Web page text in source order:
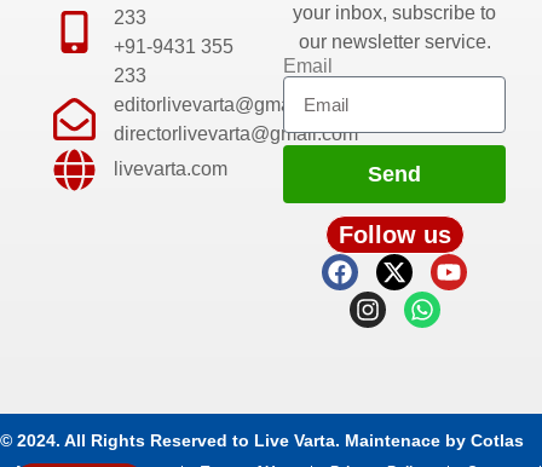
233
+91-9431 355
233
editorlivevarta@gmail.com
directorlivevarta@gmail.com
livevarta.com
your inbox, subscribe to
our newsletter service.
Email
Send
Follow us
© 2024. All Rights Reserved to Live Varta. Maintenace by Cotlas